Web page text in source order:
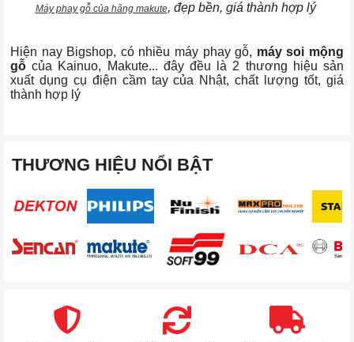
Máy phay gỗ của hãng makute, đẹp bền, giá thành hợp lý
Hiện nay Bigshop, có nhiều máy phay gỗ, máy soi mộng
gỗ của Kainuo, Makute... đây đều là 2 thương hiệu sản
xuất dụng cụ điện cầm tay của Nhật, chất lượng tốt, giá
thành hợp lý
THƯƠNG HIỆU NỔI BẬT